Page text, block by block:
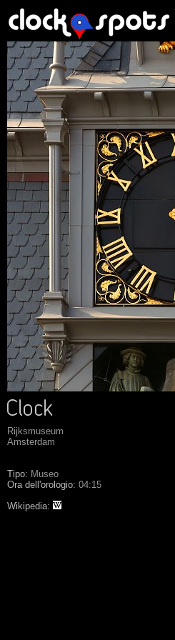
Rijksmuseum
Amsterdam
Tipo: Museo
Ora dell'orologio: 04:15
Wikipedia: